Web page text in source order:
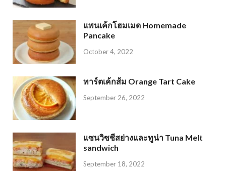
แพนเค้กโฮมเมด Homemade
Pancake
October 4, 2022
ทาร์ตเค้กส้ม Orange Tart Cake
September 26, 2022
แซนวิซชีสย่างและทูน่า Tuna Melt
sandwich
September 18, 2022